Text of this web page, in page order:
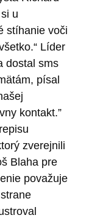
u
stíhanie voči
Líder
dostal sms
písal
kontakt.”
zverejnili
Blaha pre
považuje